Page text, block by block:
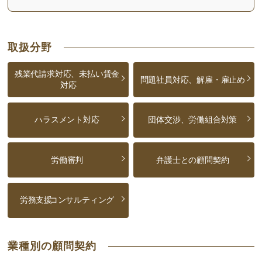
取扱分野
残業代請求対応、未払い賃金
対応
問題社員対応、解雇・雇止め
ハラスメント対応 団体交渉、労働組合対策
労働審判 弁護士との顧問契約
労務支援コンサルティング
業種別の顧問契約